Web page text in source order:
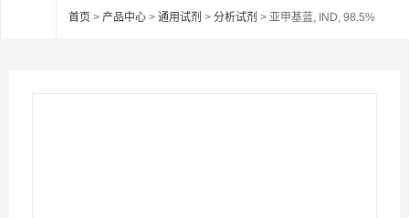
首页 > 产品中心 > 通用试剂 > 分析试剂 > 亚甲基蓝, IND, 98.5%